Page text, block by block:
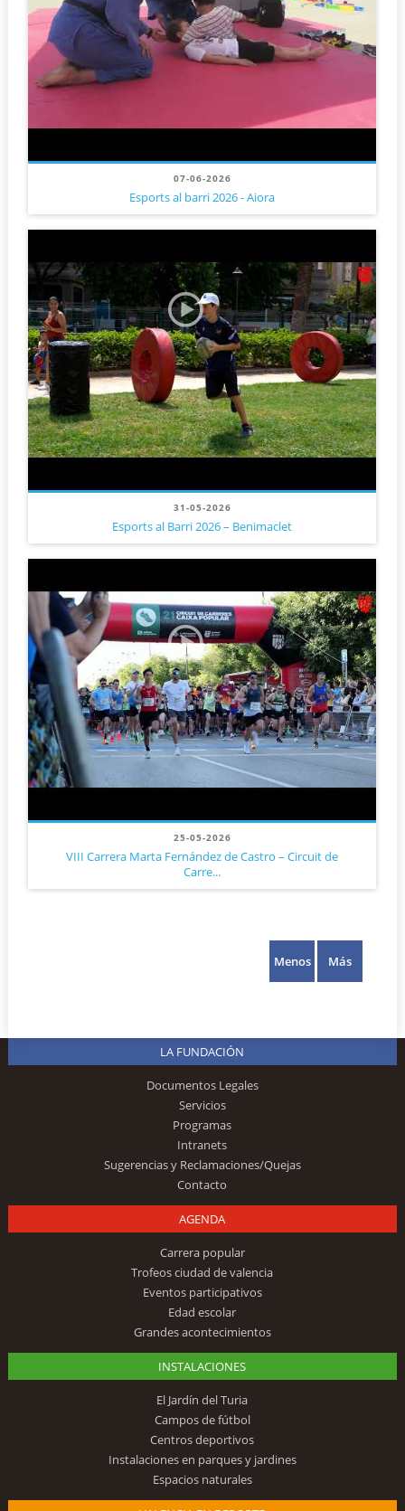
07-06-2026
Esports al barri 2026 - Aiora
31-05-2026
Esports al Barri 2026 – Benimaclet
25-05-2026
VIII Carrera Marta Fernández de Castro – Circuit de
Carre...
Menos Más
LA FUNDACIÓN
Documentos Legales
Servicios
Programas
Intranets
Sugerencias y Reclamaciones/Quejas
Contacto
AGENDA
Carrera popular
Trofeos ciudad de valencia
Eventos participativos
Edad escolar
Grandes acontecimientos
INSTALACIONES
El Jardín del Turia
Campos de fútbol
Centros deportivos
Instalaciones en parques y jardines
Espacios naturales